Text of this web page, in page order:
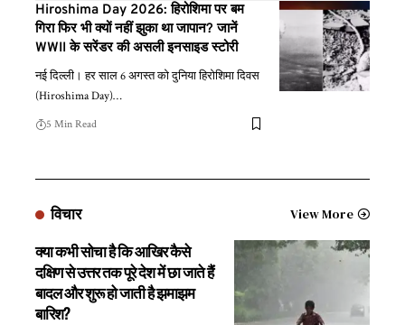
Hiroshima Day 2026: हिरोशिमा पर बम
गिरा फिर भी क्यों नहीं झुका था जापान? जानें
WWII के सरेंडर की असली इनसाइड स्टोरी
नई दिल्ली। हर साल 6 अगस्त को दुनिया हिरोशिमा दिवस
(Hiroshima Day)…
5 Min Read
विचार View More
क्या कभी सोचा है कि आखिर कैसे
दक्षिण से उत्तर तक पूरे देश में छा जाते हैं
बादल और शुरू हो जाती है झमाझम
बारिश?